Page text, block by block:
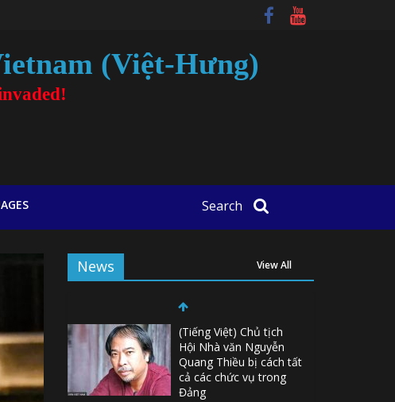
(Việt-Hưng)
Search
News View All
(Tiếng Việt) Chủ tịch
Hội Nhà văn Nguyễn
Quang Thiều bị cách tất
cả các chức vụ trong
Đảng